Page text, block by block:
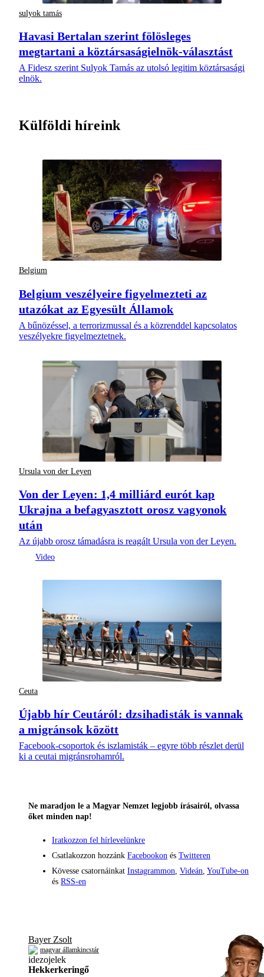
sulyok tamás
Havasi Bertalan szerint fölösleges
megtartani a köztársaságielnök-választást
A Fidesz szerint Sulyok Tamás az utolsó legitim köztársasági
elnök.
Külföldi híreink
Belgium
Belgium veszélyeire figyelmezteti az
utazókat az Egyesült Államok
A bűnözéssel, a terrorizmussal és a közrenddel kapcsolatos
veszélyekre figyelmeztetnek.
Ursula von der Leyen
Von der Leyen: 1,4 milliárd eurót kap
Ukrajna a befagyasztott orosz vagyonok
után
Az újabb orosz támadásra is reagált Ursula von der Leyen.
Ceuta
Újabb hír Ceutáról: dzsihadisták is vannak
a migránsok között
Facebook-csoportok és iszlamisták – egyre több részlet derül
ki a ceutai migránsrohamról.
Ne maradjon le a Magyar Nemzet legjobb írásairól, olvassa
őket minden nap!
Iratkozzon fel hírlevelünkre
Csatlakozzon hozzánk Facebookon és Twitteren
Kövesse csatornáinkat Instagrammon, Videán, YouTube-on
és RSS-en
Bayer Zsolt
magyar államkincstár
Hekkerkeringő